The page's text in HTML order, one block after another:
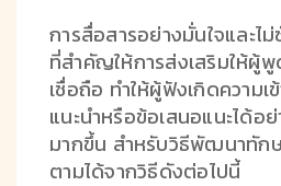
การสื่อสารอย่างมั่นใจและไ
ที่สำคัญให้การส่งเสริมให้ผู้
เชื่อถือ ทำให้ผู้ฟังเกิดความเ
แนะนำหรือข้อเสนอแนะได้อ
มากขึ้น สำหรับวิธีพัฒนาทัก
ตามได้จากวิธีดังต่อไปนี้